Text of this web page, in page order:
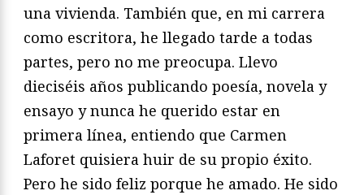
una vivienda. También que, en mi carrera
como escritora, he llegado tarde a todas
partes, pero no me preocupa. Llevo
dieciséis años publicando poesía, novela y
ensayo y nunca he querido estar en
primera línea, entiendo que Carmen
Laforet quisiera huir de su propio éxito.
Pero he sido feliz porque he amado. He sido